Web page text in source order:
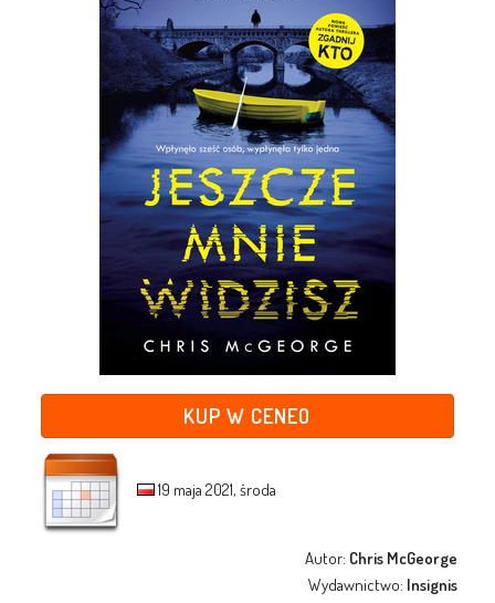
KUP W CENEO
19 maja 2021, środa
Autor: Chris McGeorge
Wydawnictwo: Insignis